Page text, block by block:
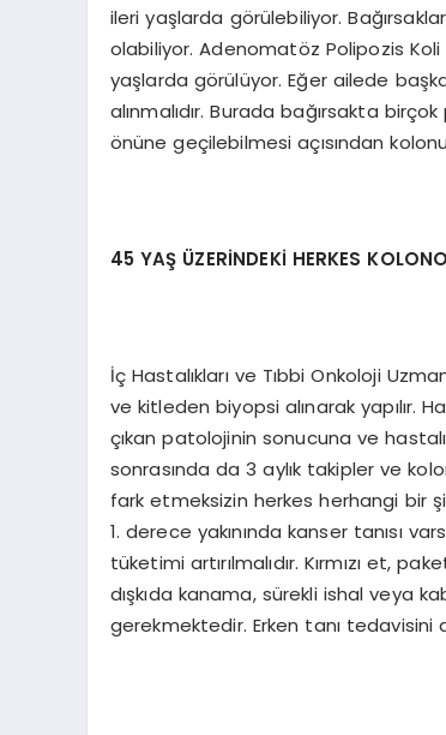
ileri yaşlarda görülebiliyor.
olabiliyor. Adenomatöz Polipozis
yaşlarda görülüyor. Eğer ailede
alınmalıdır. Burada bağırsakta
önüne geçilebilmesi açısından
45 YAŞ ÜZERİNDEKİ HERKES
İç Hastalıkları ve Tıbbi Onkoloji
ve kitleden biyopsi alınarak yapılır.
çıkan patolojinin sonucuna ve
sonrasında da 3 aylık takipler ve
fark etmeksizin herkes herhangi bir
1. derece yakınında kanser tanısı
tüketimi artırılmalıdır. Kırmızı et,
dışkıda kanama, sürekli ishal veya
gerekmektedir. Erken tanı tedavisini